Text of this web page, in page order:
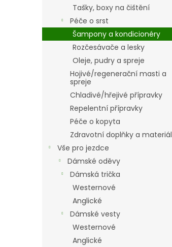
Tašky, boxy na čištění
Péče o srst
Šampony a kondicionéry
Rozčesávače a lesky
Oleje, pudry a spreje
Hojivé/regenerační masti a
spreje
Chladivé/hřejivé přípravky
Repelentní přípravky
Péče o kopyta
Zdravotní doplňky a materiál
Vše pro jezdce
Dámské oděvy
Dámská trička
Westernové
Anglické
Dámské vesty
Westernové
Anglické